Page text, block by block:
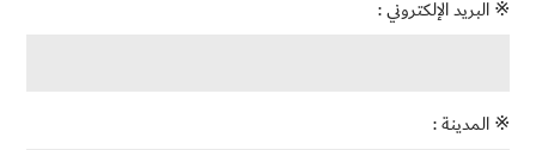
※ البريد الإلكتروني :
※ المدينة :